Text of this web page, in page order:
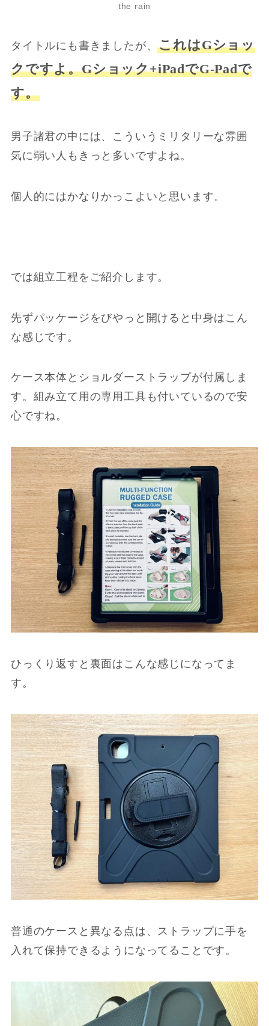
the rain
タイトルにも書きましたが、これはGショッ
クですよ。Gショック+iPadでG-Padで
す。
男子諸君の中には、こういうミリタリーな雰囲
気に弱い人もきっと多いですよね。
個人的にはかなりかっこよいと思います。
では組立工程をご紹介します。
先ずパッケージをびやっと開けると中身はこん
な感じです。
ケース本体とショルダーストラップが付属しま
す。組み立て用の専用工具も付いているので安
心ですね。
ひっくり返すと裏面はこんな感じになってま
す。
普通のケースと異なる点は、ストラップに手を
入れて保持できるようになってることです。